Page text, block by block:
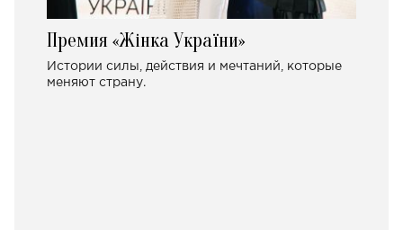
Премия «Жінка України»
Истории силы, действия и мечтаний, которые
меняют страну.